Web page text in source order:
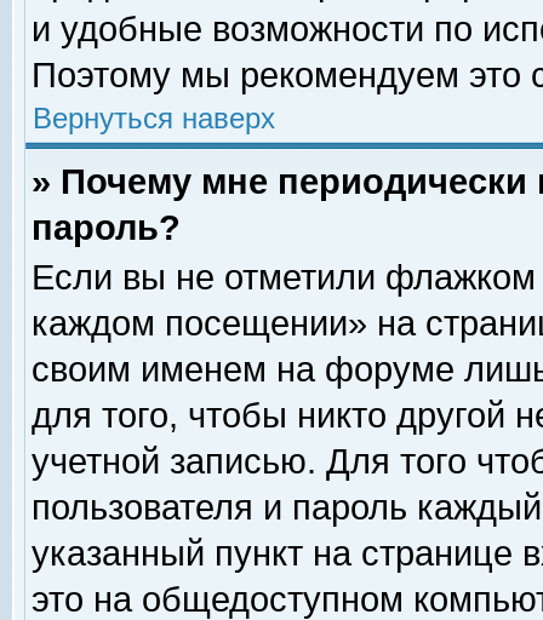
и удобные возможности по
Поэтому мы рекомендуем это
Вернуться наверх
» Почему мне
пароль?
Если вы не отметили флажком
каждом посещении» на
своим именем на форуме
для того, чтобы никто другой
учетной записью. Для того
пользователя и пароль
указанный пункт на
это на общедоступном